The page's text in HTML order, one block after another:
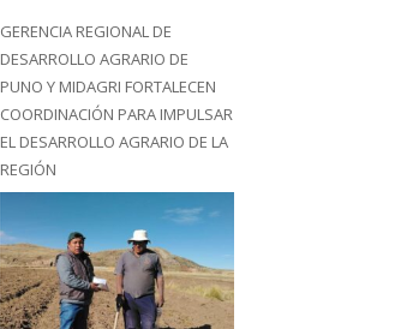
GERENCIA REGIONAL DE
DESARROLLO AGRARIO DE
PUNO Y MIDAGRI FORTALECEN
COORDINACIÓN PARA IMPULSAR
EL DESARROLLO AGRARIO DE LA
REGIÓN